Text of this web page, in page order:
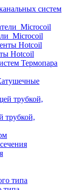
систем
Hotcoil
Термопара
трубкой,